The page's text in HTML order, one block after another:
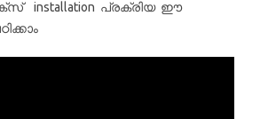
installation പ്രക്രിയ ഈ